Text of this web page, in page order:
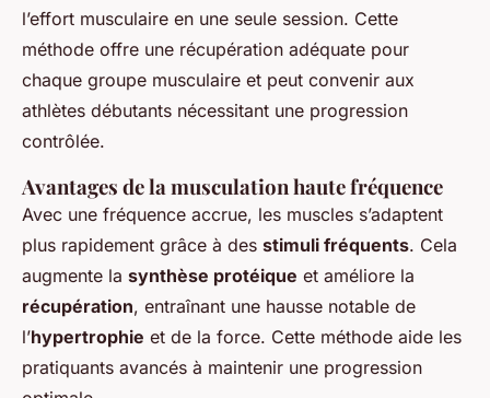
l’effort musculaire en une seule session. Cette
méthode offre une récupération adéquate pour
chaque groupe musculaire et peut convenir aux
athlètes débutants nécessitant une progression
contrôlée.
Avantages de la musculation haute fréquence
Avec une fréquence accrue, les muscles s’adaptent
plus rapidement grâce à des stimuli fréquents. Cela
augmente la synthèse protéique et améliore la
récupération, entraînant une hausse notable de
l’hypertrophie et de la force. Cette méthode aide les
pratiquants avancés à maintenir une progression